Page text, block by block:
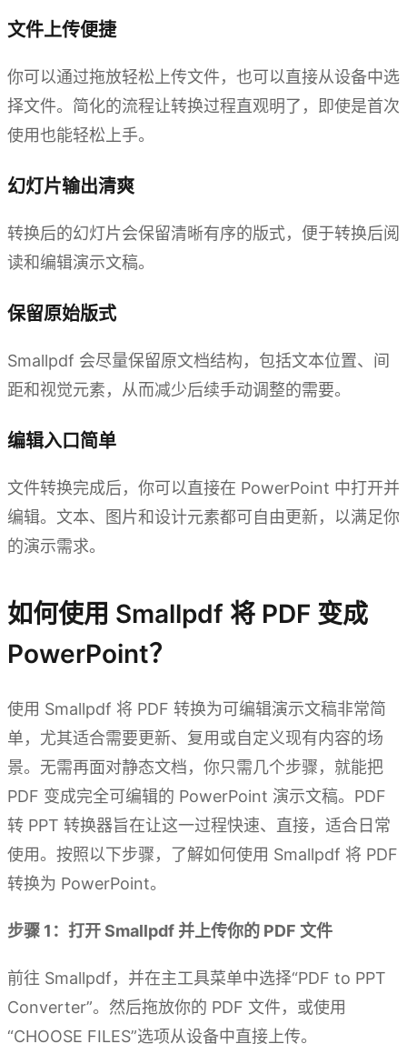
文件上传便捷
你可以通过拖放轻松上传文件，也可以直接从设备中选
择文件。简化的流程让转换过程直观明了，即使是首次
使用也能轻松上手。
幻灯片输出清爽
转换后的幻灯片会保留清晰有序的版式，便于转换后阅
读和编辑演示文稿。
保留原始版式
Smallpdf 会尽量保留原文档结构，包括文本位置、间
距和视觉元素，从而减少后续手动调整的需要。
编辑入口简单
文件转换完成后，你可以直接在 PowerPoint 中打开并
编辑。文本、图片和设计元素都可自由更新，以满足你
的演示需求。
如何使用 Smallpdf 将 PDF 变成
PowerPoint？
使用 Smallpdf 将 PDF 转换为可编辑演示文稿非常简
单，尤其适合需要更新、复用或自定义现有内容的场
景。无需再面对静态文档，你只需几个步骤，就能把
PDF 变成完全可编辑的 PowerPoint 演示文稿。PDF
转 PPT 转换器旨在让这一过程快速、直接，适合日常
使用。按照以下步骤，了解如何使用 Smallpdf 将 PDF
转换为 PowerPoint。
步骤 1：打开 Smallpdf 并上传你的 PDF 文件
前往 Smallpdf，并在主工具菜单中选择“PDF to PPT
Converter”。然后拖放你的 PDF 文件，或使用
“CHOOSE FILES”选项从设备中直接上传。